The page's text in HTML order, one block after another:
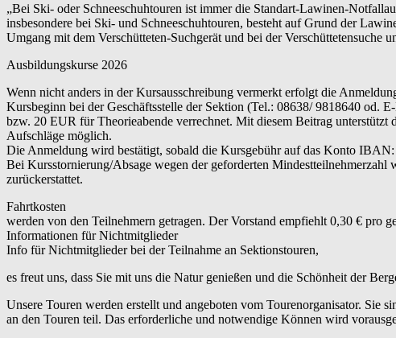
„Bei Ski- oder Schneeschuhtouren ist immer die Standart-Lawinen-
insbesondere bei Ski- und Schneeschuhtouren, besteht auf Grund der
Umgang mit dem Verschütteten-Suchgerät und bei der
Ausbildungskurse 2026
Wenn nicht anders in der Kursausschreibung vermerkt erfolgt die
Kursbeginn bei der Geschäftsstelle der Sektion (Tel.: 08638/ 9818640 od.
bzw. 20 EUR für Theorieabende verrechnet. Mit diesem Beitrag
Aufschläge möglich.
Die Anmeldung wird bestätigt, sobald die Kursgebühr auf das Konto
Bei Kursstornierung/Absage wegen der geforderten Mindestteilnehmerzahl
zurückerstattet.
Fahrtkosten
werden von den Teilnehmern getragen. Der Vorstand empfiehlt 0,30 € pro
Informationen für Nichtmitglieder
Info für Nichtmitglieder bei der Teilnahme an Sektionstouren,
es freut uns, dass Sie mit uns die Natur genießen und die Schönheit der
Unsere Touren werden erstellt und angeboten vom Tourenorganisator. Sie
an den Touren teil. Das erforderliche und notwendige Können wird